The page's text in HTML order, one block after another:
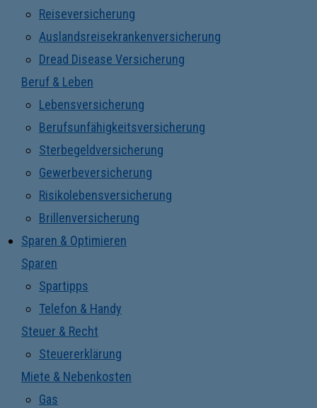
Reiseversicherung
Auslandsreisekrankenversicherung
Dread Disease Versicherung
Beruf & Leben
Lebensversicherung
Berufsunfähigkeitsversicherung
Sterbegeldversicherung
Gewerbeversicherung
Risikolebensversicherung
Brillenversicherung
Sparen & Optimieren
Sparen
Spartipps
Telefon & Handy
Steuer & Recht
Steuererklärung
Miete & Nebenkosten
Gas